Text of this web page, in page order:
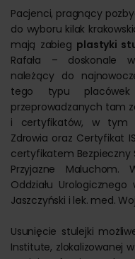
Pacjenci, pragnący
do wyboru kilak
mają zabieg plastyki
Rafała – doskonale
należący do
tego typu
przeprowadzanych tam
i certyfikatów, w tym
Zdrowia oraz Certyfikat
certyfikatem Bezpieczny
Przyjazne Maluchom.
Oddziału
Jaszczyński i lek. med.
Usunięcie stulejki
Institute, zlokalizowanej